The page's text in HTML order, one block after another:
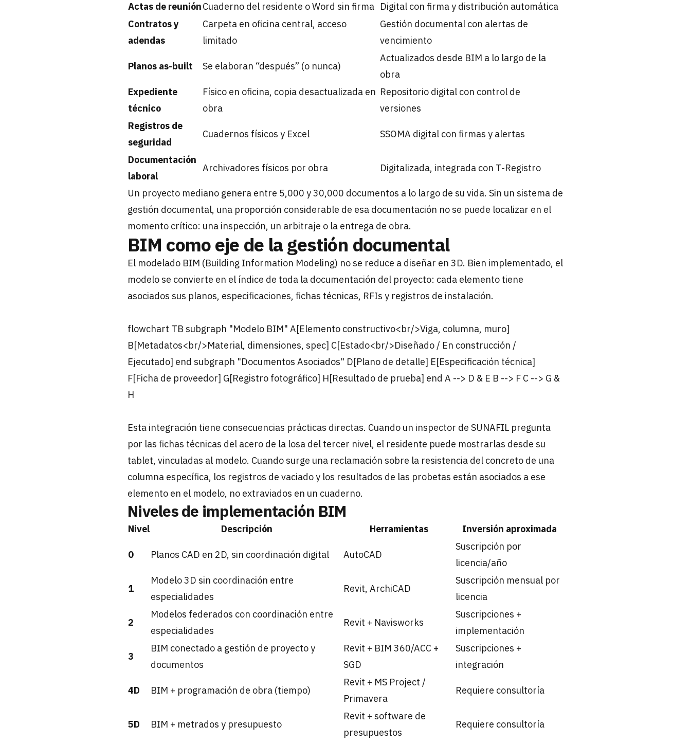
Actas de reuniónCuaderno del residente o Word sin firma Digital con firma y distribución automática
Contratos y
adendas
Carpeta en oficina central, acceso
limitado
Gestión documental con alertas de
vencimiento
Planos as-built Se elaboran “después” (o nunca)
Actualizados desde BIM a lo largo de la
obra
Expediente
técnico
Físico en oficina, copia desactualizada en
obra
Repositorio digital con control de
versiones
Registros de
seguridad
Cuadernos físicos y Excel SSOMA digital con firmas y alertas
Documentación
laboral
Archivadores físicos por obra Digitalizada, integrada con T-Registro
Un proyecto mediano genera entre 5,000 y 30,000 documentos a lo largo de su vida. Sin un sistema de
gestión documental, una proporción considerable de esa documentación no se puede localizar en el
momento crítico: una inspección, un arbitraje o la entrega de obra.
BIM como eje de la gestión documental
El modelado BIM (Building Information Modeling) no se reduce a diseñar en 3D. Bien implementado, el
modelo se convierte en el índice de toda la documentación del proyecto: cada elemento tiene
asociados sus planos, especificaciones, fichas técnicas, RFIs y registros de instalación.
flowchart TB subgraph "Modelo BIM" A[Elemento constructivo<br/>Viga, columna, muro]
B[Metadatos<br/>Material, dimensiones, spec] C[Estado<br/>Diseñado / En construcción /
Ejecutado] end subgraph "Documentos Asociados" D[Plano de detalle] E[Especificación técnica]
F[Ficha de proveedor] G[Registro fotográfico] H[Resultado de prueba] end A --> D & E B --> F C --> G &
H
Esta integración tiene consecuencias prácticas directas. Cuando un inspector de SUNAFIL pregunta
por las fichas técnicas del acero de la losa del tercer nivel, el residente puede mostrarlas desde su
tablet, vinculadas al modelo. Cuando surge una reclamación sobre la resistencia del concreto de una
columna específica, los registros de vaciado y los resultados de las probetas están asociados a ese
elemento en el modelo, no extraviados en un cuaderno.
Niveles de implementación BIM
Nivel Descripción Herramientas Inversión aproximada
0 Planos CAD en 2D, sin coordinación digital AutoCAD
Suscripción por
licencia/año
1
Modelo 3D sin coordinación entre
especialidades
Revit, ArchiCAD
Suscripción mensual por
licencia
2
Modelos federados con coordinación entre
especialidades
Revit + Navisworks
Suscripciones +
implementación
3
BIM conectado a gestión de proyecto y
documentos
Revit + BIM 360/ACC +
SGD
Suscripciones +
integración
4D BIM + programación de obra (tiempo)
Revit + MS Project /
Primavera
Requiere consultoría
5D BIM + metrados y presupuesto
Revit + software de
presupuestos
Requiere consultoría